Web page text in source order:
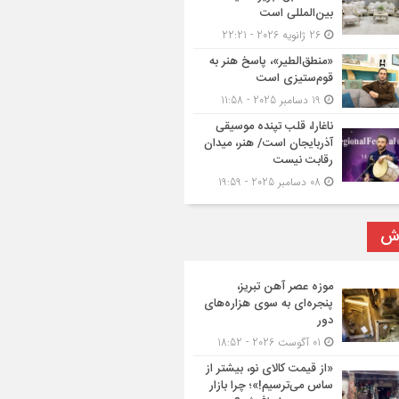
بین‌المللی است
«منطق‌الطیر»، پاسخ هنر به
قوم‌ستیزی است
ناغارا، قلب تپنده موسیقی
آذربایجان است/ هنر، میدان
رقابت نیست
موزه عصر آهن تبریز،
پنجره‌ای به سوی هزاره‌های
دور
«از قیمت کالای نو، بیشتر از
ساس می‌ترسیم!»؛ چرا بازار